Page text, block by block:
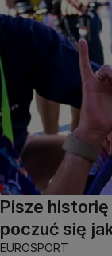
Pisze
poczuć się
EUROSPORT